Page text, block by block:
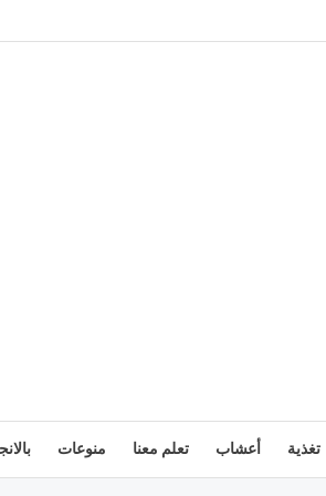
تغذية أعشاب تعلم معنا منوعات